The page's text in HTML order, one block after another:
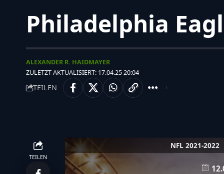
Philadelphia
ZULETZT AKTUALISIERT: 17.04.25 20:04
ALEXANDER R. HAIDMAYER
TEILEN
TEILEN
NFL 2021-2022